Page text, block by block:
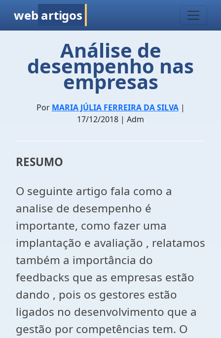
web artigos
Análise de
desempenho nas
empresas
Por MARIA JÚLIA FERREIRA DA SILVA|
17/12/2018 | Adm
RESUMO
O seguinte artigo fala como a
analise de desempenho é
importante, como fazer uma
implantação e avaliação , relatamos
também a importância do
feedbacks que as empresas estão
dando , pois os gestores estão
ligados no desenvolvimento que a
gestão por competências tem. O